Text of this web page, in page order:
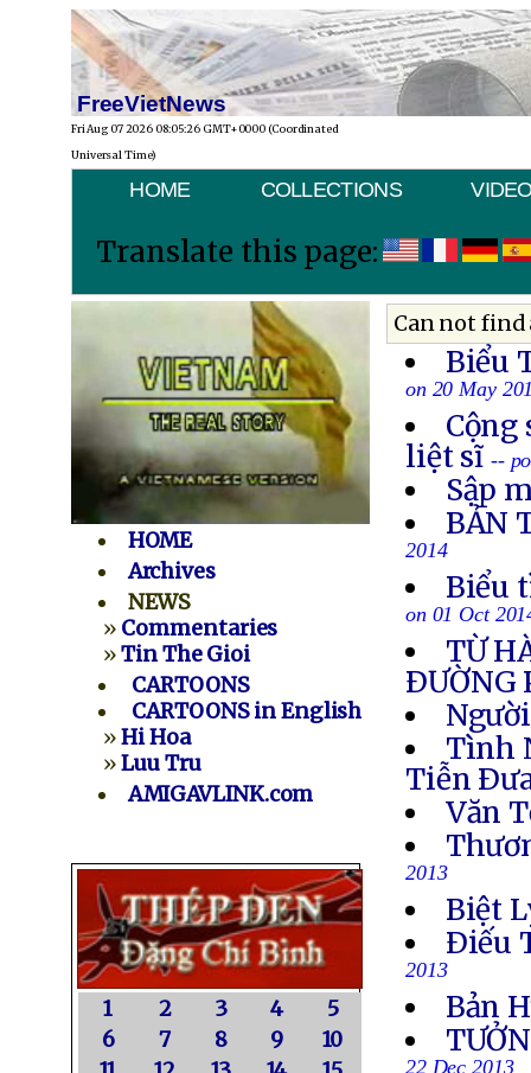
FreeVietNews
Fri Aug 07 2026 08:05:26 GMT+0000 (Coordinated
Universal Time)
HOME COLLECTIONS
Translate this page:
HOME
Archives
NEWS
» Commentaries
»Tin The Gioi
CARTOONS
CARTOONS in English
»Hi Hoa
»Luu Tru
AMIGAVLINK.com
1 2 3 4
5
6
7 8 9
10
Can not
Biểu
on 20 May
Cộng
liệt sĩ --
Sập
BẢN
2014
Biểu
on 01 Oct
TỪ
ÐƯỜNG
Tình
Tiễn
Văn
2013
Biệt
Ðiếu
2013
Bản